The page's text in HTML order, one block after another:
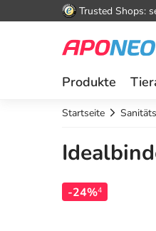
Trusted Shops:
Produkte
Startseite
-24%4